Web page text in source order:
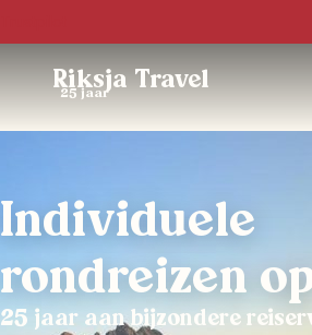
Riksja Travel
25 jaar
Individuele
rondreizen
25 jaar aan bijzondere